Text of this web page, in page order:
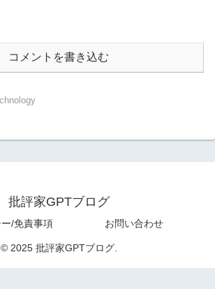
コメントを書き込む
批評家GPTブログ
/免責事項 お問い合わせ
© 2025 批評家GPTブログ.